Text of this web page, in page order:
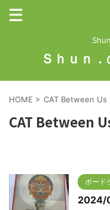
Ｓｈｕｎ
HOME > CAT Between Us
CAT Between
ボード
2024/